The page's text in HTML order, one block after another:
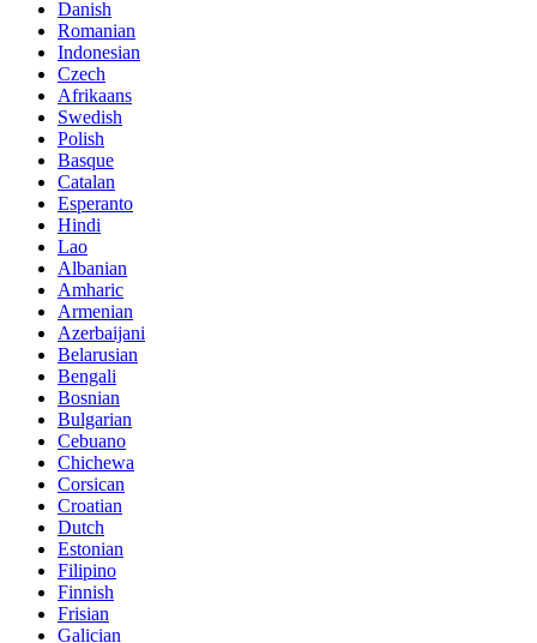
Danish
Romanian
Indonesian
Czech
Afrikaans
Swedish
Polish
Basque
Catalan
Esperanto
Hindi
Lao
Albanian
Amharic
Armenian
Azerbaijani
Belarusian
Bengali
Bosnian
Bulgarian
Cebuano
Chichewa
Corsican
Croatian
Dutch
Estonian
Filipino
Finnish
Frisian
Galician